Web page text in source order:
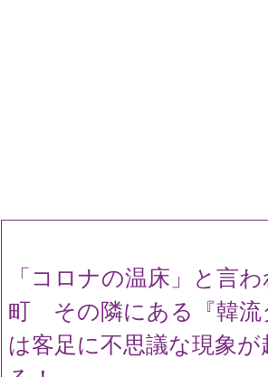
「コロナの温床」と言
町 その隣にある『韓流
は客足に不思議な現象が